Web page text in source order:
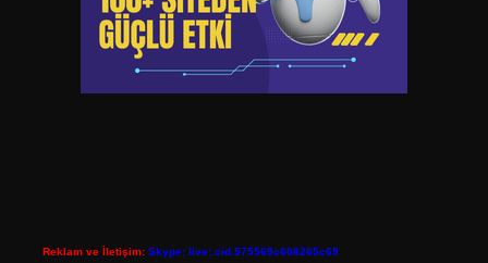
Reklam ve İletişim: Skype: live:.cid.575569c608265c69